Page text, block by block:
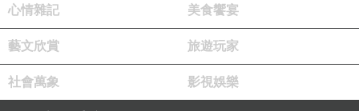
BELINDA超盛內衣：缺點
🔖下圍襯墊太厚，會有點不透氣
🔖品牌尺寸標會讓背部有點癢
🔖脹奶期不能穿，奶會掉出來
心情雜記 美食饗宴
藝文欣賞 旅遊玩家
社會萬象 影視娛樂